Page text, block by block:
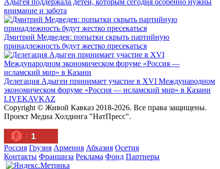
Адыгея поддержала детей, которым сегодня особенно нужны
внимание и забота
Дмитрий Медведев: попытки скрыть партийную
принадлежность будут жестко пресекаться
Делегация Адыгеи принимает участие в XVI Международном
экономическом форуме «Россия — исламский мир» в Казани
LIVEKAVKAZ
Copyright © Живой Кавказ 2018-2026. Все права защищены.
Проект Медиа Холдинга "НатПресс".
1
Россия Грузия Армения Абхазия Осетия
Контакты Франшиза Реклама Фонд Партнеры